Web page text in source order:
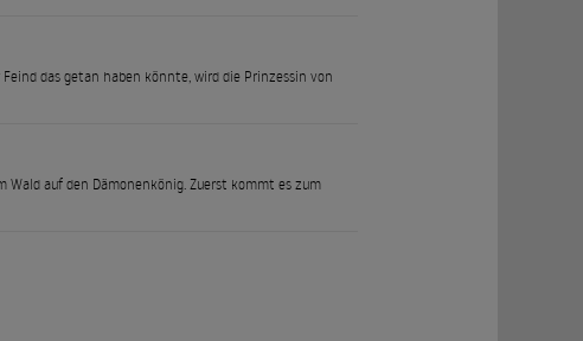
das getan haben könnte, wird die Prinzessin von
auf den Dämonenkönig. Zuerst kommt es zum